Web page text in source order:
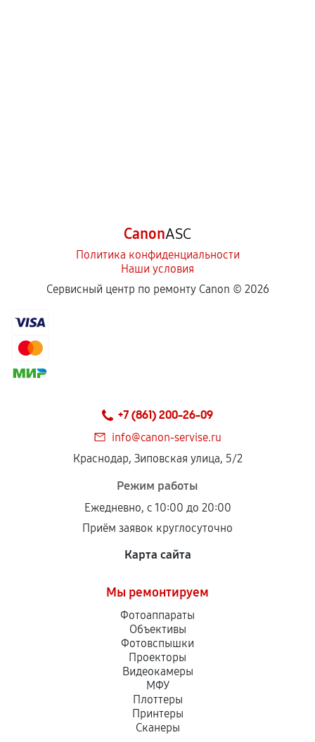
CanonASC
Политика конфиденциальности
Наши условия
Сервисный центр по ремонту Canon © 2026
+7 (861) 200-26-09
info@canon-servise.ru
Краснодар, Зиповская улица, 5/2
Режим работы
Ежедневно, с 10:00 до 20:00
Приём заявок круглосуточно
Карта сайта
Мы ремонтируем
Фотоаппараты
Объективы
Фотовспышки
Проекторы
Видеокамеры
МФУ
Плоттеры
Принтеры
Сканеры